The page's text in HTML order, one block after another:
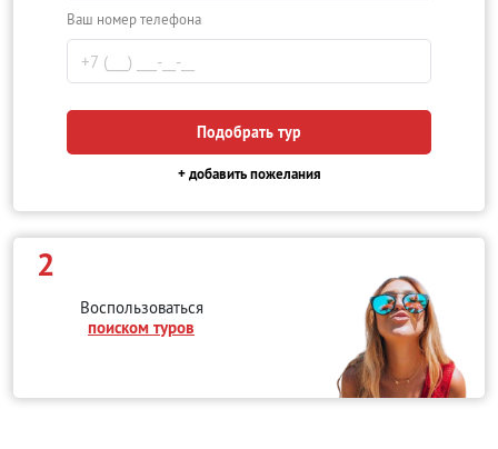
Ваш номер телефона
Подобрать тур
+ добавить пожелания
2
Воспользоваться
поиском туров